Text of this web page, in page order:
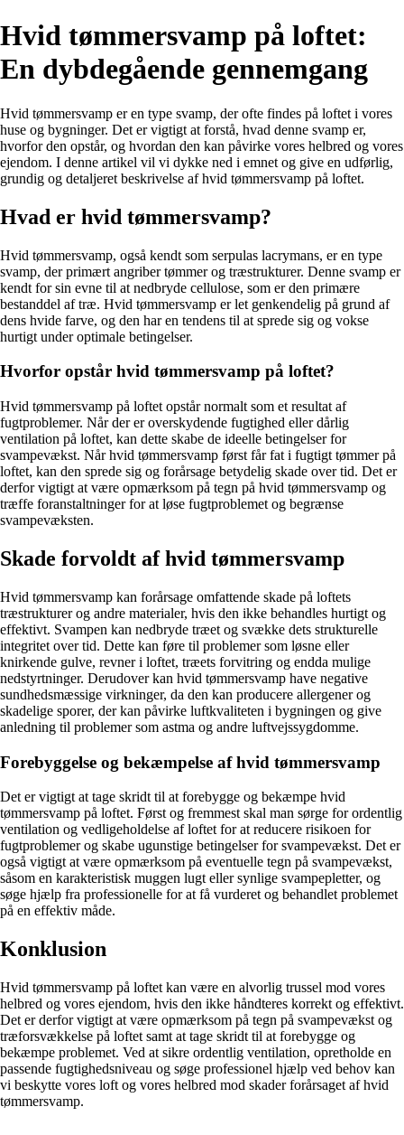
Hvid tømmersvamp på loftet:
En dybdegående gennemgang
Hvid tømmersvamp er en type svamp, der ofte findes på loftet i vores
huse og bygninger. Det er vigtigt at forstå, hvad denne svamp er,
hvorfor den opstår, og hvordan den kan påvirke vores helbred og vores
ejendom. I denne artikel vil vi dykke ned i emnet og give en udførlig,
grundig og detaljeret beskrivelse af hvid tømmersvamp på loftet.
Hvad er hvid tømmersvamp?
Hvid tømmersvamp, også kendt som serpulas lacrymans, er en type
svamp, der primært angriber tømmer og træstrukturer. Denne svamp er
kendt for sin evne til at nedbryde cellulose, som er den primære
bestanddel af træ. Hvid tømmersvamp er let genkendelig på grund af
dens hvide farve, og den har en tendens til at sprede sig og vokse
hurtigt under optimale betingelser.
Hvorfor opstår hvid tømmersvamp på loftet?
Hvid tømmersvamp på loftet opstår normalt som et resultat af
fugtproblemer. Når der er overskydende fugtighed eller dårlig
ventilation på loftet, kan dette skabe de ideelle betingelser for
svampevækst. Når hvid tømmersvamp først får fat i fugtigt tømmer på
loftet, kan den sprede sig og forårsage betydelig skade over tid. Det er
derfor vigtigt at være opmærksom på tegn på hvid tømmersvamp og
træffe foranstaltninger for at løse fugtproblemet og begrænse
svampevæksten.
Skade forvoldt af hvid tømmersvamp
Hvid tømmersvamp kan forårsage omfattende skade på loftets
træstrukturer og andre materialer, hvis den ikke behandles hurtigt og
effektivt. Svampen kan nedbryde træet og svække dets strukturelle
integritet over tid. Dette kan føre til problemer som løsne eller
knirkende gulve, revner i loftet, træets forvitring og endda mulige
nedstyrtninger. Derudover kan hvid tømmersvamp have negative
sundhedsmæssige virkninger, da den kan producere allergener og
skadelige sporer, der kan påvirke luftkvaliteten i bygningen og give
anledning til problemer som astma og andre luftvejssygdomme.
Forebyggelse og bekæmpelse af hvid tømmersvamp
Det er vigtigt at tage skridt til at forebygge og bekæmpe hvid
tømmersvamp på loftet. Først og fremmest skal man sørge for ordentlig
ventilation og vedligeholdelse af loftet for at reducere risikoen for
fugtproblemer og skabe ugunstige betingelser for svampevækst. Det er
også vigtigt at være opmærksom på eventuelle tegn på svampevækst,
såsom en karakteristisk muggen lugt eller synlige svampepletter, og
søge hjælp fra professionelle for at få vurderet og behandlet problemet
på en effektiv måde.
Konklusion
Hvid tømmersvamp på loftet kan være en alvorlig trussel mod vores
helbred og vores ejendom, hvis den ikke håndteres korrekt og effektivt.
Det er derfor vigtigt at være opmærksom på tegn på svampevækst og
træforsvækkelse på loftet samt at tage skridt til at forebygge og
bekæmpe problemet. Ved at sikre ordentlig ventilation, opretholde en
passende fugtighedsniveau og søge professionel hjælp ved behov kan
vi beskytte vores loft og vores helbred mod skader forårsaget af hvid
tømmersvamp.